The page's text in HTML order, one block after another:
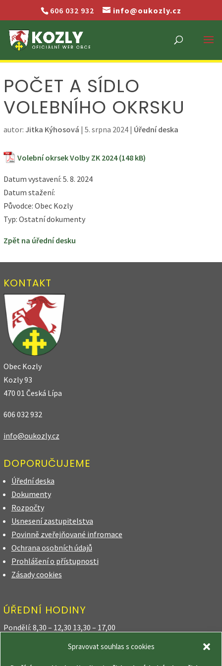
Spravovat souhlas s cookies
606 032 932 info@oukozly.cz
POČET A SÍDLO
VOLEBNÍHO OKRSKU
autor: Jitka Kýhosová | 5. srpna 2024| Úřední deska
Volební okrsek Volby ZK 2024
Datum vystavení: 5. 8. 2024
Datum stažení:
Původce: Obec Kozly
Typ: Ostatní dokumenty
Zpět na úřední desku
KONTAKT
Obec Kozly
Kozly 93
470 01 Česká Lípa
606 032 932
info@oukozly.cz
DOPORUČUJEME
Úřední deska
Dokumenty
Rozpočty
Usnesení zastupitelstva
Povinně zveřejňované infromace
Ochrana osobních údajů
Prohlášení o přístupnosti
Zásady cookies
ÚŘEDNÍ HODINY
Pondělí: 8,30 – 12,30 13,30 – 17,00